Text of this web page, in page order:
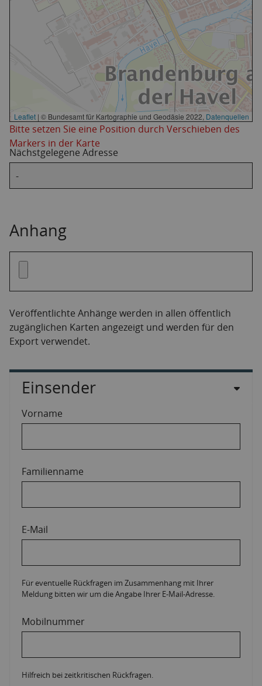
Leaflet | © Bundesamt für Kartographie und Geodäsie 2022, Datenquellen
Bitte setzen Sie eine Position durch Verschieben des
Markers in der Karte
Nächstgelegene Adresse
Anhang
Veröffentlichte Anhänge werden in allen öffentlich
zugänglichen Karten angezeigt und werden für den
Export verwendet.
Einsender
Vorname
Familienname
E-Mail
Für eventuelle Rückfragen im Zusammenhang mit Ihrer
Meldung bitten wir um die Angabe Ihrer E-Mail-Adresse.
Mobilnummer
Hilfreich bei zeitkritischen Rückfragen.